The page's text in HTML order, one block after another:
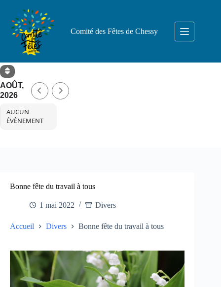
contenu
Comité des Fêtes de Chessy
AOÛT,
2026
AUCUN
ÉVÈNEMENT
Bonne fête du travail à tous
1 mai 2022 Divers
Accueil Divers Bonne fête du travail à tous